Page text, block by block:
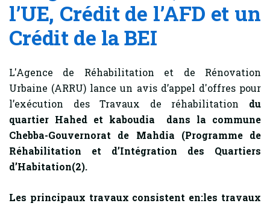
l’UE, Crédit de l’AFD et un
Crédit de la BEI
L'Agence de Réhabilitation et de Rénovation
Urbaine (ARRU) lance un avis d’appel d'offres pour
l’exécution des Travaux de réhabilitation du
quartier Hahed et kaboudia dans la commune
Chebba-Gouvernorat de Mahdia (Programme de
Réhabilitation et d’Intégration des Quartiers
d’Habitation(2).
Les principaux travaux consistent en:les travaux